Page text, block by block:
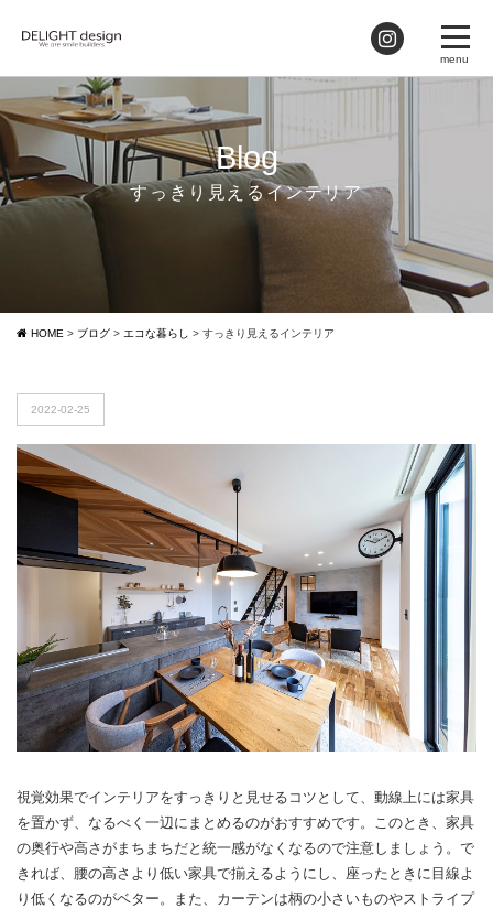
Blog
すっきり見えるインテリア
HOME > ブログ > エコな暮らし > すっきり見えるインテリア
2022-02-25
視覚効果でインテリアをすっきりと見せるコツとして、動線上には家具
を置かず、なるべく一辺にまとめるのがおすすめです。このとき、家具
の奥行や高さがまちまちだと統一感がなくなるので注意しましょう。で
きれば、腰の高さより低い家具で揃えるようにし、座ったときに目線よ
り低くなるのがベター。また、カーテンは柄の小さいものやストライプ